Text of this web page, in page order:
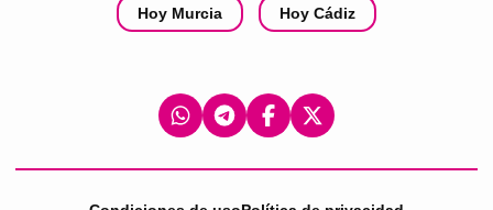
Hoy Murcia Hoy Cádiz